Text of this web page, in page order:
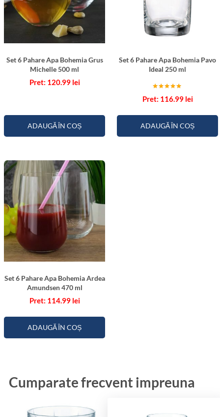
0
l
Set 6 Pahare Apa Bohemia Grus
Michelle 500 ml
120.99 lei
ADAUGĂ ÎN COȘ
Set 6 Pahare Apa Bohemia Pavo
Ideal 250 ml
5.00
116.99 lei
ADAUGĂ ÎN COȘ
Set 6 Pahare Apa Bohemia Ardea
Amundsen 470 ml
114.99 lei
ADAUGĂ ÎN COȘ
Cumparate frecvent impreuna